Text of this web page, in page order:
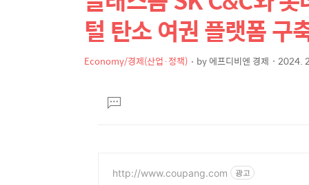
세
컨
텐
문
제
목
털 탄소 여권 플랫폼 구
Economy/경제(산업·정책) by에프디비엔 경제 2024.
댓
글
http://www.coupang.com 광고